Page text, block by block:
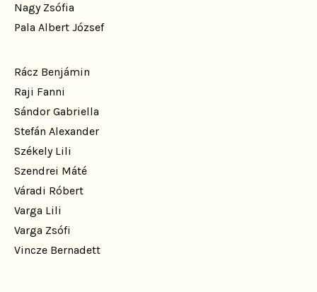
Nagy Zsófia
Pala Albert József
Rácz Benjámin
Raji Fanni
Sándor Gabriella
Stefán Alexander
Székely Lili
Szendrei Máté
Váradi Róbert
Varga Lili
Varga Zsófi
Vincze Bernadett